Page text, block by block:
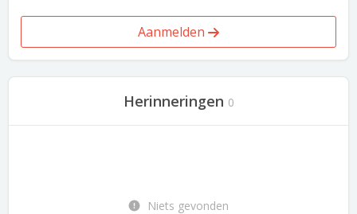
Aanmelden
Herinneringen 0
Niets gevonden